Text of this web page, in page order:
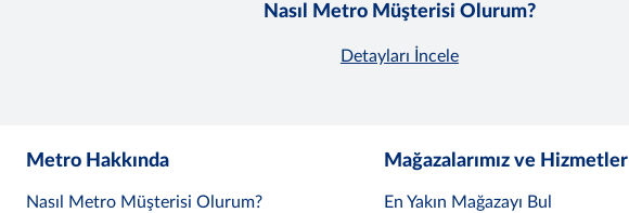
Nasıl Metro Müşterisi Olurum?
Detayları İncele
Metro Hakkında
Nasıl Metro Müşterisi Olurum?
Mağazalarımız ve Hizmetler
En Yakın Mağazayı Bul